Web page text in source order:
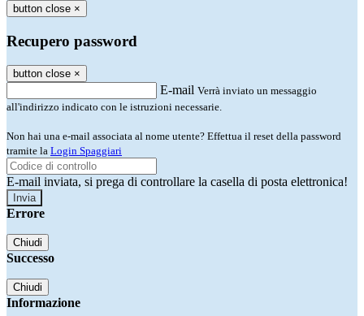
button close ×
Recupero password
button close ×
E-mail Verrà inviato un messaggio
all'indirizzo indicato con le istruzioni necessarie.
Non hai una e-mail associata al nome utente? Effettua il reset della password
tramite la Login Spaggiari
E-mail inviata, si prega di controllare la casella di posta elettronica!
Errore
Chiudi
Successo
Chiudi
Informazione